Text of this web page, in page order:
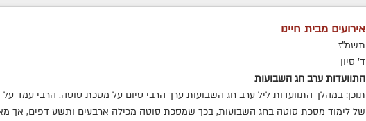
אירועים מבית חיינו
תשמ"ז
ד' סיון
התוועדות ערב חג השבועות
תוכן: במהלך התוועדות ליל ערב חג השבועות ערך הרבי סיום על מסכת סוטה. הרבי עמד
של לימוד מסכת סוטה בחג השבועות, בכך שמסכת סוטה מכילה ארבעים ותשע דפים, אך